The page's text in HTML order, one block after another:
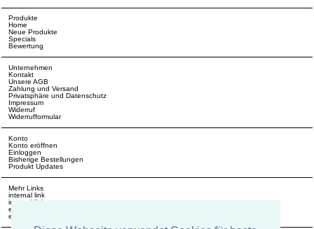
Produkte
Home
Neue Produkte
Specials
Bewertung
Unternehmen
Kontakt
Unsere AGB
Zahlung und Versand
Privatsphäre und Datenschutz
Impressum
Widerruf
Widerrufformular
Konto
Konto eröffnen
Einloggen
Bisherige Bestellungen
Produkt Updates
Mehr Links
internal link
internal link
external link
external link